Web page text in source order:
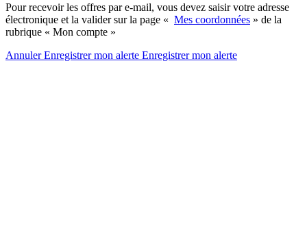
Pour recevoir les offres par e-mail, vous devez saisir votre adresse
électronique et la valider sur la page « Mes coordonnées » de la
rubrique « Mon compte »
AnnulerEnregistrer mon alerte Enregistrermon alerte